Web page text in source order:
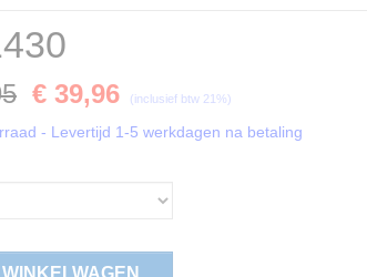
€ 39,96 (inclusief btw 21%)
- Levertijd 1-5 werkdagen na betaling
WINKELWAGEN